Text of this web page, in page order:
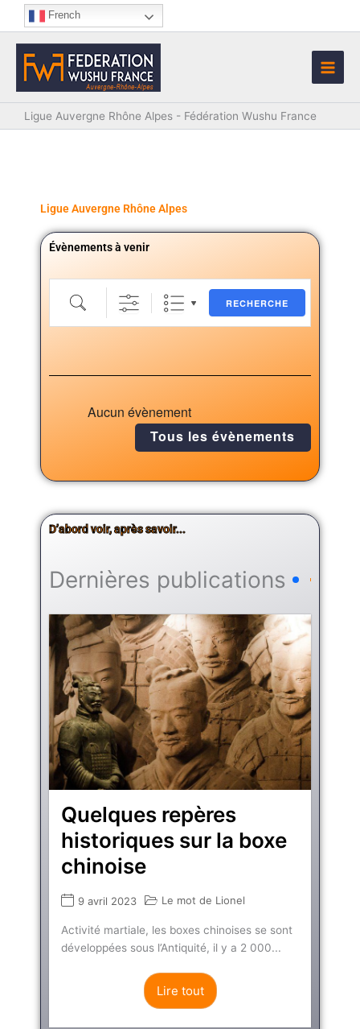
contenu
French
Ligue Auvergne Rhône Alpes - Fédération Wushu France
Ligue Auvergne Rhône Alpes
Évènements à venir
Recherche
RECHERCHE
Aucun évènement
Tous les évènements
D’abord voir, après savoir...
Dernières publications
Quelques repères
historiques sur la boxe
chinoise
9 avril 2023 Le mot de Lionel
Activité martiale, les boxes chinoises se sont
développées sous l’Antiquité, il y a 2 000...
Lire tout